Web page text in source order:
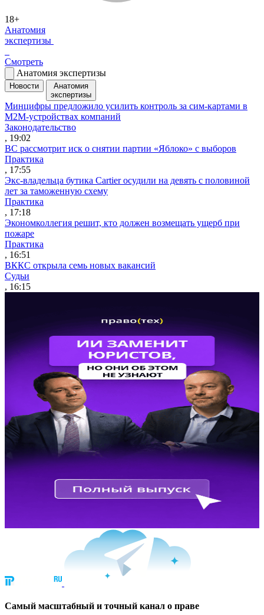
18+
Анатомия
экспертизы
Смотреть
Анатомия экспертизы
Новости
Анатомия
экспертизы
Минцифры предложило усилить контроль за сим-картами в
M2M-устройствах компаний
Законодательство
, 19:02
ВС рассмотрит иск о снятии партии «Яблоко» с выборов
Практика
, 17:55
Экс-владельца бутика Cartier осудили на девять с половиной
лет за таможенную схему
Практика
, 17:18
Экономколлегия решит, кто должен возмещать ущерб при
пожаре
Практика
, 16:51
ВККС открыла семь новых вакансий
Судьи
, 16:15
Cамый масштабный и точный канал о праве